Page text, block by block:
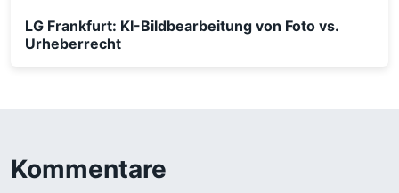
LG Frankfurt: KI-Bildbearbeitung von Foto vs.
Urheberrecht
Kommentare